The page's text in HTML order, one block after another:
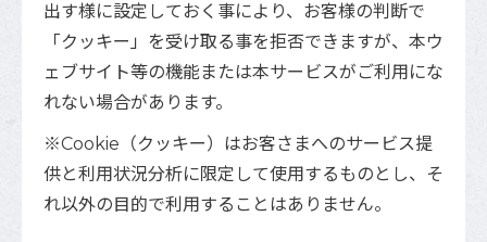
出す様に設定しておく事により、お客様の判断で
「クッキー」を受け取る事を拒否できますが、本ウ
ェブサイト等の機能または本サービスがご利用にな
れない場合があります。
※Cookie（クッキー）はお客さまへのサービス提
供と利用状況分析に限定して使用するものとし、そ
れ以外の目的で利用することはありません。